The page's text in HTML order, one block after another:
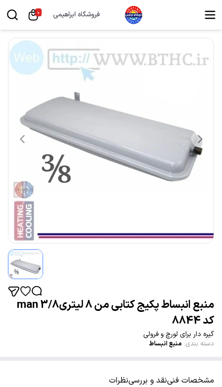
فروشگاه ابراهیمی 0
منبع انبساط پکیج کتابی من 8 لیتری3/8 man
کد 8844
گیره دار برای لورچ و فرولی
دسته بندی: منبع انبساط
مشخصات فنینقد و بررسینظرات